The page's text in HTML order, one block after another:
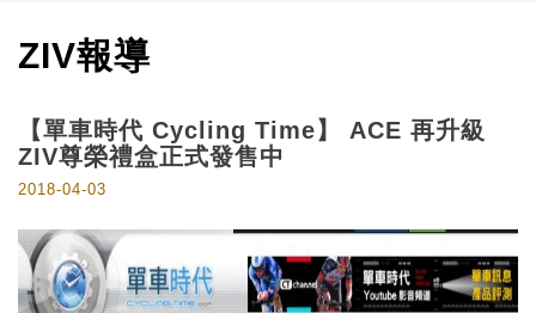
ZIV報導
【單車時代 Cycling Time】 ACE 再升級
ZIV尊榮禮盒正式發售中
2018-04-03